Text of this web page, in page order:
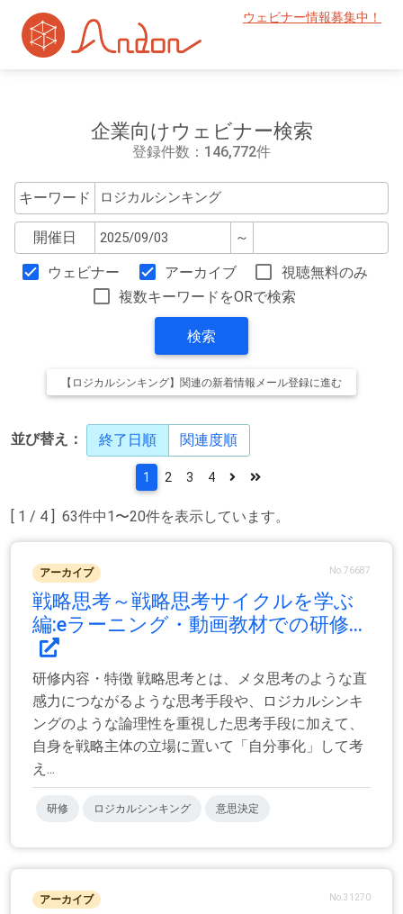
ウェビナー情報募集中！
企業向けウェビナー検索
登録件数：146,772件
キーワード
開催日 ～
ウェビナー アーカイブ
視聴無料のみ
複数キーワードをORで検索
検索
【ロジカルシンキング】関連の新着情報メール登録に進む
並び替え： 終了日順 関連度順
[ 1 / 4 ] 63件中1〜20件を表示しています。
1 2 3 4
アーカイブ No.76687
戦略思考～戦略思考サイクルを学ぶ
編:eラーニング・動画教材での研修...
研修内容・特徴 戦略思考とは、メタ思考のような直
感力につながるような思考手段や、ロジカルシンキ
ングのような論理性を重視した思考手段に加えて、
自身を戦略主体の立場に置いて「自分事化」して考
え...
研修 ロジカルシンキング 意思決定
アーカイブ No.31270